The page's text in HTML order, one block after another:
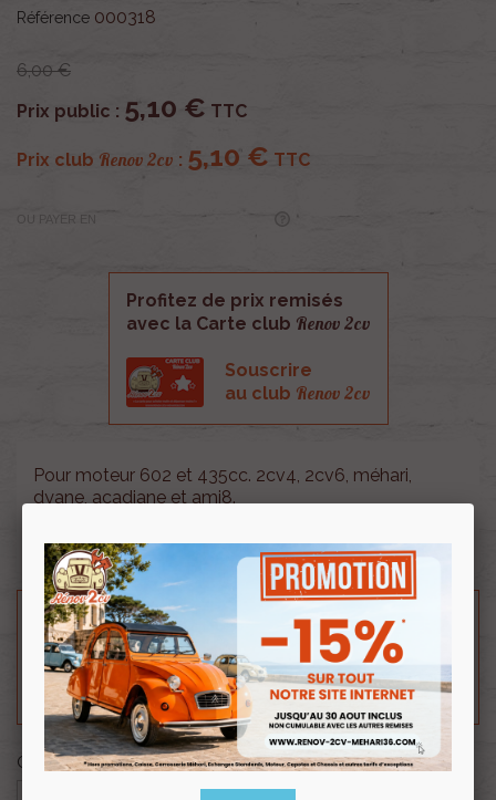
Référence 000318
6,00 €
Prix public : 5,10 € TTC
Prix club Renov 2cv : 5,10 € TTC
Profitez de prix remisés
avec la Carte club Renov 2cv
Souscrire
au club Renov 2cv
Pour moteur 602 et 435cc. 2cv4, 2cv6, méhari,
dyane, acadiane et ami8.
Besoin d'un renseignement technique sur le produit
? N'hésitez pas à contacter notre service
technique au0254 277 154ou par mail à
renov2cv.technique@gmail.com.
Quantité